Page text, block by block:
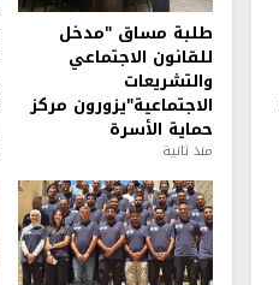
طلبة مساق "مدخل
للقانون الاجتماعي
والتشريعات
الاجتماعية"يزورون مركز
حماية الأسرة
منذ ثانية